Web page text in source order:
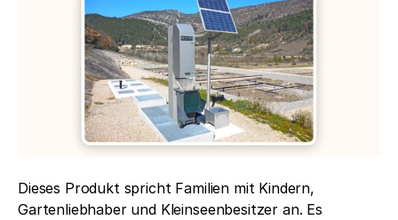
Dieses Produkt spricht Familien mit Kindern,
Gartenliebhaber und Kleinseenbesitzer an. Es